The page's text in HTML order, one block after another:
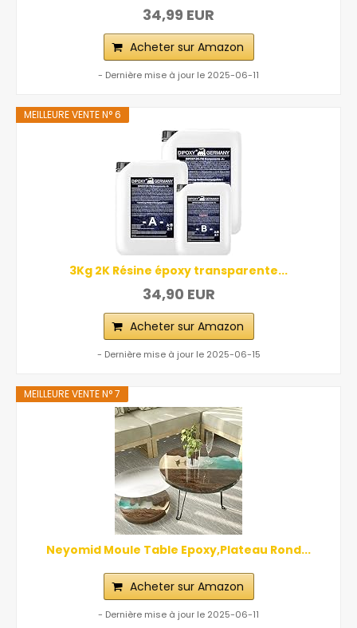
34,99 EUR
Acheter sur Amazon
- Dernière mise à jour le 2025-06-11
MEILLEURE VENTE N° 6
3Kg 2K Résine époxy transparente...
34,90 EUR
Acheter sur Amazon
- Dernière mise à jour le 2025-06-15
MEILLEURE VENTE N° 7
Neyomid Moule Table Epoxy,Plateau Rond...
Acheter sur Amazon
- Dernière mise à jour le 2025-06-11